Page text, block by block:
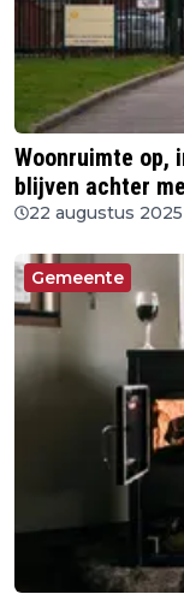
Woonruimte op,
blijven achter
22 augustus 2025
Gemeente